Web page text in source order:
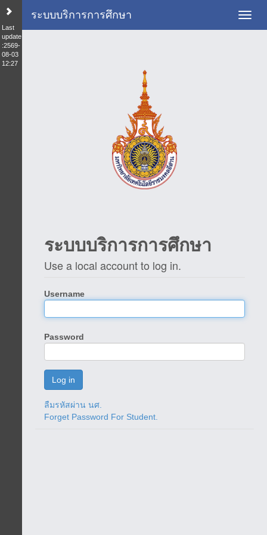
Last
update
:2569-
08-03
12:27
ระบบบริการการศึกษา
ระบบบริการการศึกษา
Use a local account to log in.
Username
Password
ลืมรหัสผ่าน นศ.
Forget Password For Student.